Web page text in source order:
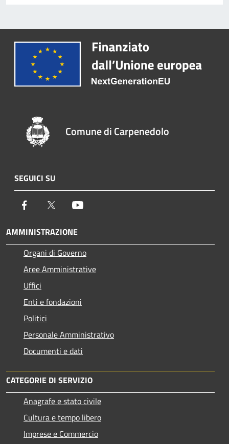
Comune di Carpenedolo
SEGUICI SU
Facebook Twitter
AMMINISTRAZIONE
Organi di Governo
Aree Amministrative
Uffici
Enti e fondazioni
Politici
Personale Amministrativo
Documenti e dati
CATEGORIE DI SERVIZIO
Anagrafe e stato civile
Cultura e tempo libero
Imprese e Commercio